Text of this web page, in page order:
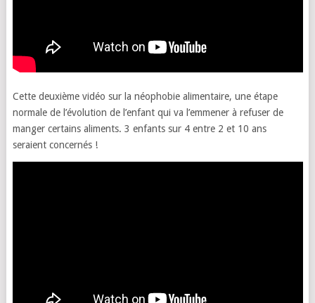
Cette deuxième vidéo sur la néophobie alimentaire, une étape
normale de l’évolution de l’enfant qui va l’emmener à refuser de
manger certains aliments. 3 enfants sur 4 entre 2 et 10 ans
seraient concernés !